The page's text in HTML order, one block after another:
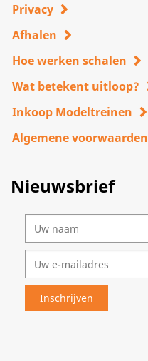
Privacy
Afhalen
Hoe werken schalen
Wat betekent uitloop?
Inkoop Modeltreinen
Algemene voorwaarden
Nieuwsbrief